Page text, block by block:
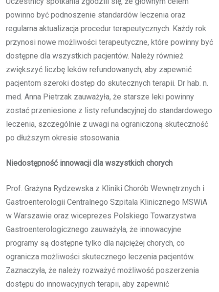
powinno być podnoszenie standardów leczenia oraz
regularna aktualizacja procedur terapeutycznych. Każdy rok
przynosi nowe możliwości terapeutyczne, które powinny być
dostępne dla wszystkich pacjentów. Należy również
zwiększyć liczbę leków refundowanych, aby zapewnić
pacjentom szeroki dostęp do skutecznych terapii. Dr hab. n.
med. Anna Pietrzak zauważyła, że starsze leki powinny
zostać przeniesione z listy refundacyjnej do standardowego
leczenia, szczególnie z uwagi na ograniczoną skuteczność
po dłuższym okresie stosowania.
Niedostępność innowacji dla wszystkich chorych
Prof. Grażyna Rydzewska z Kliniki Chorób Wewnętrznych i
Gastroenterologii Centralnego Szpitala Klinicznego MSWiA
w Warszawie oraz wiceprezes Polskiego Towarzystwa
Gastroenterologicznego zauważyła, że innowacyjne
programy są dostępne tylko dla najciężej chorych, co
ogranicza możliwości skutecznego leczenia pacjentów.
Zaznaczyła, że należy rozważyć możliwość poszerzenia
dostępu do innowacyjnych terapii, aby zapewnić